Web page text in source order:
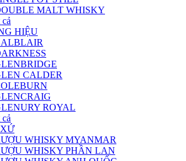
MALT WHISKY
HIỆU
CALDER
ROYAL
WHISKY MYANMAR
WHISKY PHẦN LAN